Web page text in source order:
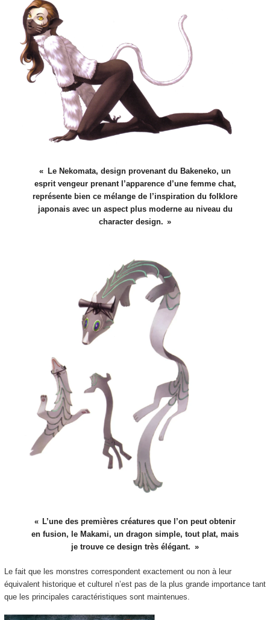
Le Nekomata, design provenant du Bakeneko, un
esprit vengeur prenant l’apparence d’une femme chat,
représente bien ce mélange de l’inspiration du folklore
japonais avec un aspect plus moderne au niveau du
character design.
L’une des premières créatures que l’on peut obtenir
en fusion, le Makami, un dragon simple, tout plat, mais
je trouve ce design très élégant.
Le fait que les monstres correspondent exactement ou non à leur
équivalent historique et culturel n’est pas de la plus grande importance tant
que les principales caractéristiques sont maintenues.